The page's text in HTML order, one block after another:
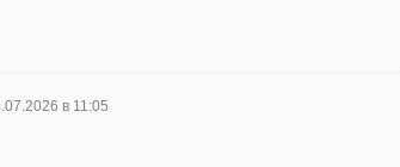
в 11:05